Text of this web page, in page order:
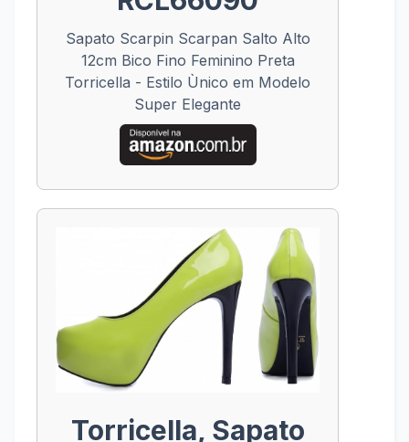
Sapato Scarpin Scarpan Salto Alto
12cm Bico Fino Feminino Preta
Torricella - Estilo Ùnico em Modelo
Super Elegante
Torricella, Sapato